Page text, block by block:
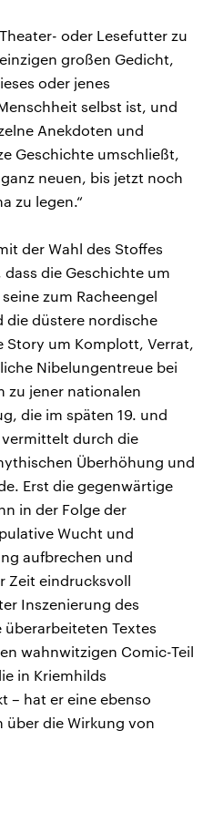
oder Lesefutter zu
großen Gedicht,
oder jenes
selbst ist, und
Anekdoten und
Geschichte umschließt,
neuen, bis jetzt noch
zu legen.“
der Wahl des Stoffes
die Geschichte um
zum Racheengel
die düstere nordische
Story um Komplott, Verrat,
Nibelungentreue bei
zu jener nationalen
die im späten 19. und
durch die
Überhöhung und
Erst die gegenwärtige
in der Folge der
Wucht und
aufbrechen und
Zeit eindrucksvoll
Inszenierung des
Textes
wahnwitzigen Comic-Teil
in Kriemhilds
– hat er eine ebenso
über die Wirkung von